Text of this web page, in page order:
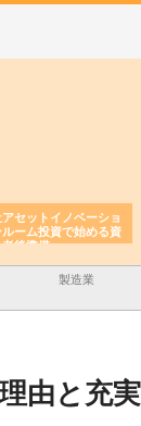
セットイノベーショ
ルーム投資で始める資
後準備
製造業
由と充